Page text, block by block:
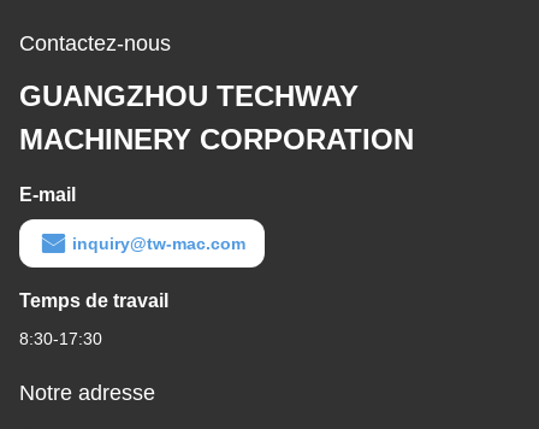
Contactez-nous
GUANGZHOU TECHWAY
MACHINERY CORPORATION
E-mail
inquiry@tw-mac.com
Temps de travail
8:30-17:30
Notre adresse